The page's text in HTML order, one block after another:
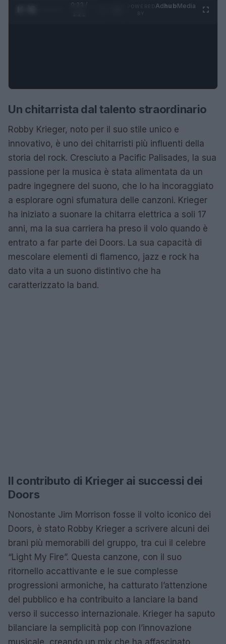
0:24 /
AdhubMedia
Un chitarrista dal talento straordinario
Robby Krieger, noto per il suo stile unico e
innovativo, è uno dei chitarristi più influenti della
storia del rock. Cresciuto a Pacific Palisades, la sua
passione per la musica è stata alimentata da un
padre ingegnere del suono, che lo ha incoraggiato
a esplorare ogni sfumatura delle canzoni. Krieger
ha iniziato a suonare la chitarra elettrica a soli 17
anni, ma la sua carriera ha preso il volo quando è
entrato a far parte dei Doors. La sua capacità di
mescolare elementi di flamenco, jazz e rock ha
dato vita a un suono distintivo che ha
caratterizzato la band.
Il contributo di Krieger ai successi dei
Doors
Nonostante Jim Morrison fosse il volto iconico dei
Doors, è stato Robby Krieger a scrivere alcuni dei
brani più memorabili del gruppo, tra cui il celebre
“Light My Fire”. Questa canzone, con il suo
ritornello accattivante e le sue complesse
progressioni armoniche, ha catturato l’attenzione
del pubblico e ha contribuito a lanciare la band
verso il successo internazionale. Krieger ha saputo
bilanciare la semplicità pop con l’innovazione
musicale, creando un mix che ha affascinato